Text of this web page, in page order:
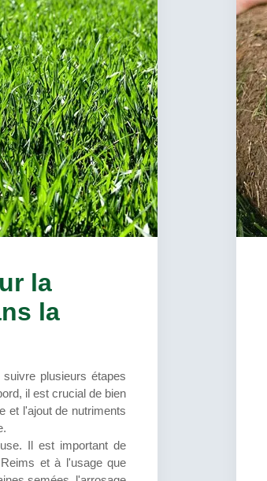
la
la
plusieurs étapes
il est crucial de bien
et l'ajout de nutriments
Il est important de
et à l'usage que